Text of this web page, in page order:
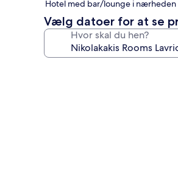
Hotel med bar/lounge i nærheden
Vælg datoer for at se
Hvor skal du hen?